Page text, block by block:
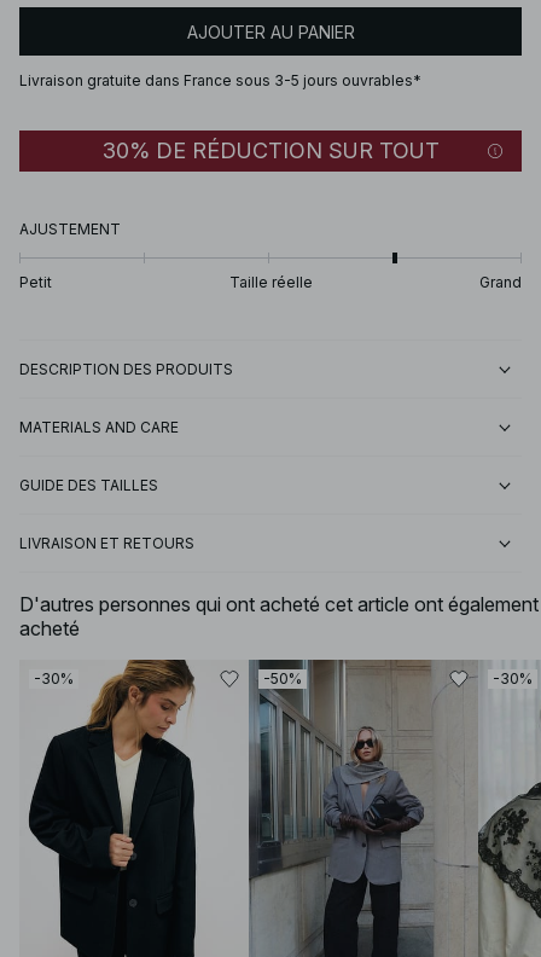
AJOUTER AU PANIER
Livraison gratuite dans France sous 3-5 jours ouvrables*
30% DE RÉDUCTION SUR TOUT
AJUSTEMENT
Petit Taille réelle Grand
DESCRIPTION DES PRODUITS
MATERIALS AND CARE
GUIDE DES TAILLES
LIVRAISON ET RETOURS
D'autres personnes qui ont acheté cet article ont également
acheté
-30% -50% -30%